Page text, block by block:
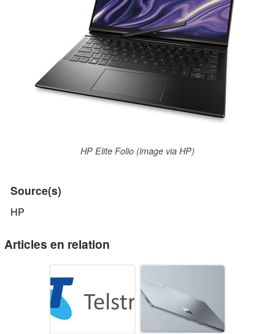
HP Elite Folio (image via HP)
Source(s)
HP
Articles en relation